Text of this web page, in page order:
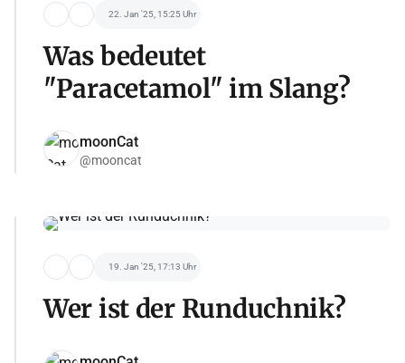
22. Jan '25, 15:25 Uhr
Was bedeutet
"Paracetamol" im Slang?
moonCat
@mooncat
19. Jan '25, 17:13 Uhr
Wer ist der Runduchnik?